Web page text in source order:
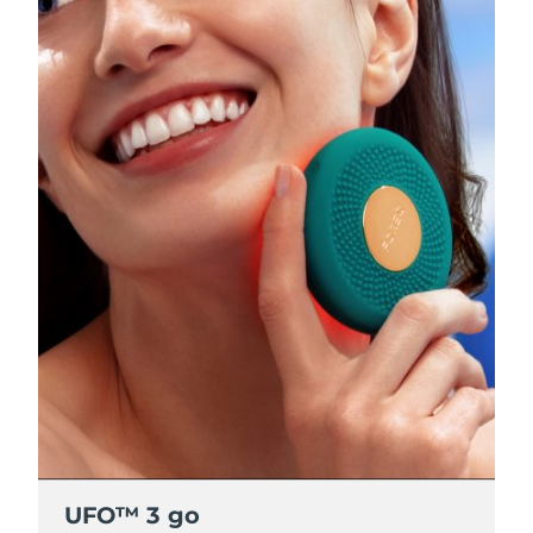
UFO™ 3 go
UFO™ 3 go
UFO™ 3 go